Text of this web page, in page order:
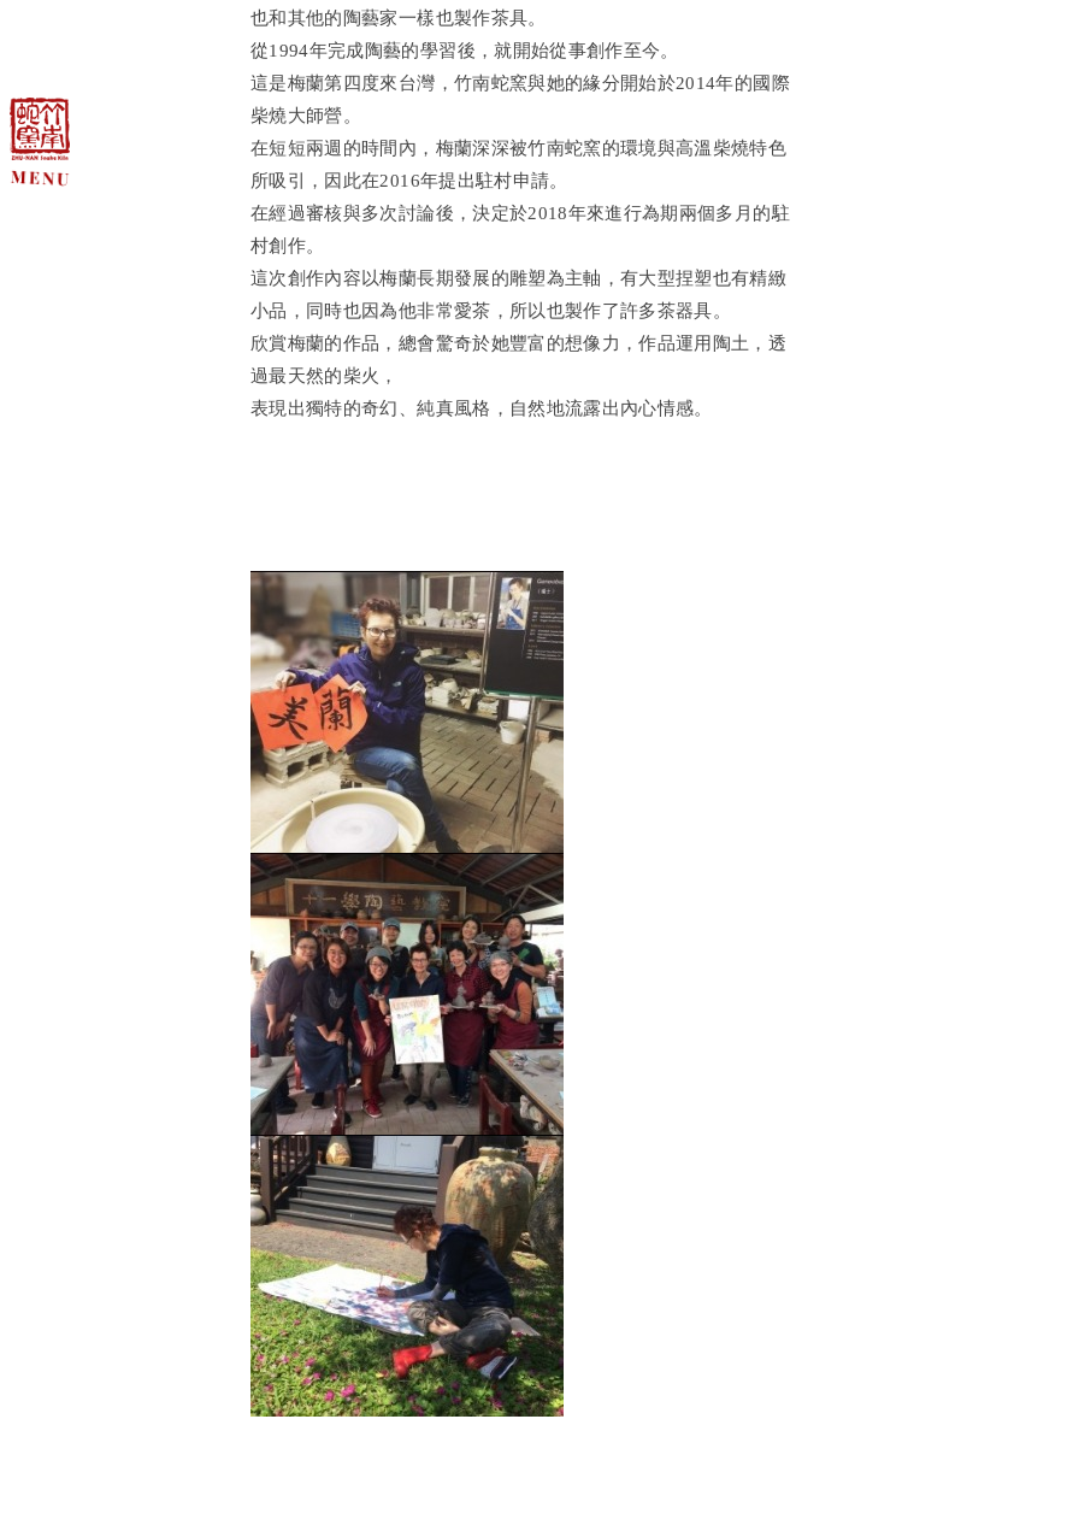
也和其他的陶藝家一樣也製作茶具。
從1994年完成陶藝的學習後，就開始從事創作至今。
這是梅蘭第四度來台灣，竹南蛇窯與她的緣分開始於2014年的國際
柴燒大師營。
在短短兩週的時間內，梅蘭深深被竹南蛇窯的環境與高溫柴燒特色
所吸引，因此在2016年提出駐村申請。
在經過審核與多次討論後，決定於2018年來進行為期兩個多月的駐
村創作。
這次創作內容以梅蘭長期發展的雕塑為主軸，有大型捏塑也有精緻
小品，同時也因為他非常愛茶，所以也製作了許多茶器具。
欣賞梅蘭的作品，總會驚奇於她豐富的想像力，作品運用陶土，透
過最天然的柴火，
表現出獨特的奇幻、純真風格，自然地流露出內心情感。